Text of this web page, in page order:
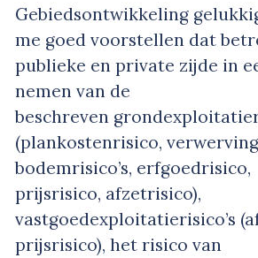
Gebiedsontwikkeling
me goed voorstellen dat
publieke en private zijde in
nemen van de
beschreven
(plankostenrisico,
bodemrisico’s, erfgoedrisico,
prijsrisico, afzetrisico),
vastgoedexploitatierisico’s
prijsrisico), het risico van